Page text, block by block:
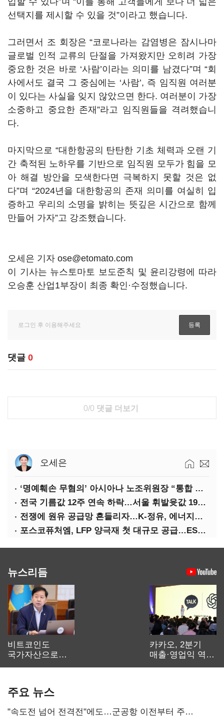
선택지를 제시할 수 있을 것”이라고 했습니다.
그러면서 조 회장은 “코로나라는 감염병은 잠시나마
글로벌 인적 교류의 단절을 가져왔지만 오히려 가장
중요한 것은 바로 ‘사람’이라는 의미를 남겼다”며 “회
사에서도 결국 그 중심에는 ‘사람’, 즉 임직원 여러분
이 있다는 사실을 잊지 않았으면 한다. 여러분이 가장
소중하고 중요한 존재”라고 임직원들을 격려했습니
다.
마지막으로 “대한항공의 탄탄한 기초 체력과 오랜 기
간 축적된 노하우를 기반으로 임직원 모두가 힘을 모
아 해결 방안을 모색한다면 극복하지 못할 것은 없
다”며 “2024년을 대한항공의 존재 의미를 여실히 입
증하고 우리의 소명을 밝히는 뜻깊은 시간으로 함께
만들어 가자”고 강조했습니다.
오세은 기자 ose@etomato.com
이 기사는 뉴스토마토 보도준칙 및 윤리강령에 따라
오승훈 산업1부장이 최종 확인·수정했습니다.
댓글 0
0/0 댓글 더보기
오세은
‘명예훼손 무혐의’ 아시아나 노조위원장 “통합 위해 법적 대응 않겠다”
전국 기름값 12주 연속 하락…서울 휘발윳값 1909원
전쟁에 원유 공급망 흔들리자…K-정유, 에너지안보 핵심으로 재부상
포스코퓨처엠, LFP 양극재 첫 대규모 공급…ESS 시장 공략
뉴스리듬
비트코인도
국가자산으로…'
카카오, 2분기
매출·영업익 역대
주요 뉴스
"속도전 넘어 전격전"에도…군공항 이전부터 주